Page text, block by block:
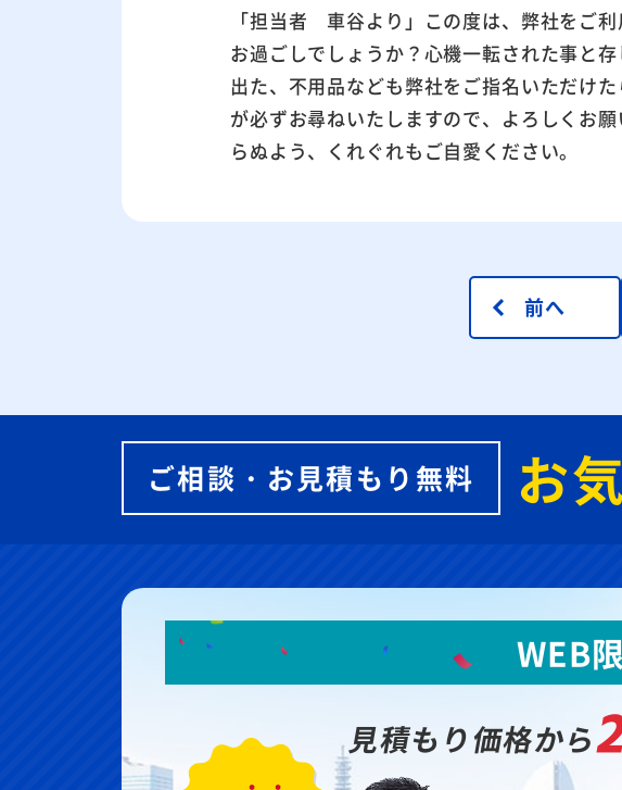
「担当者 車谷より」この度は、弊社をご
お過ごしでしょうか？心機一転された事と
出た、不用品なども弊社をご指名いただけ
が必ずお尋ねいたしますので、よろしくお
らぬよう、くれぐれもご自愛ください。
前へ
ご相談・お見積もり無料 お
WEB
見積もり価格から